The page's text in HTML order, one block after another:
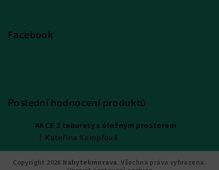
Facebook
Poslední hodnocení produktů
AKCE 2 taburety s úložným prostorem
Hodnocení produktu je 5 z 5 hvězdiček.
| Kateřina Kempfová
Copyright 2026 Nabytekmorava. Všechna práva vyhrazena.